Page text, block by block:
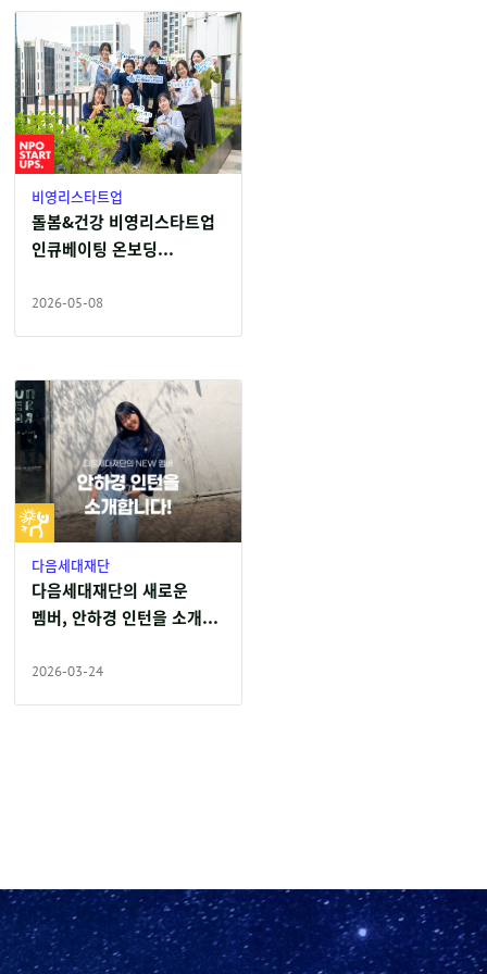
비영리스타트업
돌봄&건강 비영리스타트업
인큐베이팅 온보딩...
2026-05-08
다음세대재단
다음세대재단의 새로운
멤버, 안하경 인턴을 소개...
2026-03-24